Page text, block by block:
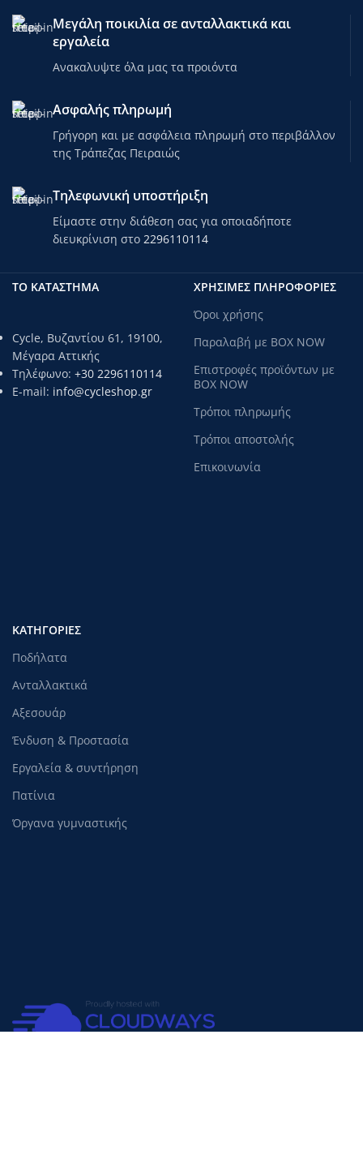
Μεγάλη ποικιλία σε ανταλλακτικά και
εργαλεία
Ανακαλυψτε όλα μας τα προιόντα
Ασφαλής πληρωμή
Γρήγορη και με ασφάλεια πληρωμή στο περιβάλλον
της Τράπεζας Πειραιώς
Τηλεφωνική υποστήριξη
Είμαστε στην διάθεση σας για οποιαδήποτε
διευκρίνιση στο 2296110114
ΤΟ ΚΑΤΑΣΤΗΜΑ
Cycle, Βυζαντίου 61, 19100,
Μέγαρα Αττικής
Τηλέφωνο: +30 2296110114
E-mail: info@cycleshop.gr
ΧΡΗΣΙΜΕΣ ΠΛΗΡΟΦΟΡΙΕΣ
Όροι χρήσης
Παραλαβή με BOX NOW
Επιστροφές προϊόντων με
BOX NOW
Τρόποι πληρωμής
Τρόποι αποστολής
Επικοινωνία
ΚΑΤΗΓΟΡΊΕΣ
Ποδήλατα
Ανταλλακτικά
Αξεσουάρ
Ένδυση & Προστασία
Εργαλεία & συντήρηση
Πατίνια
Όργανα γυμναστικής